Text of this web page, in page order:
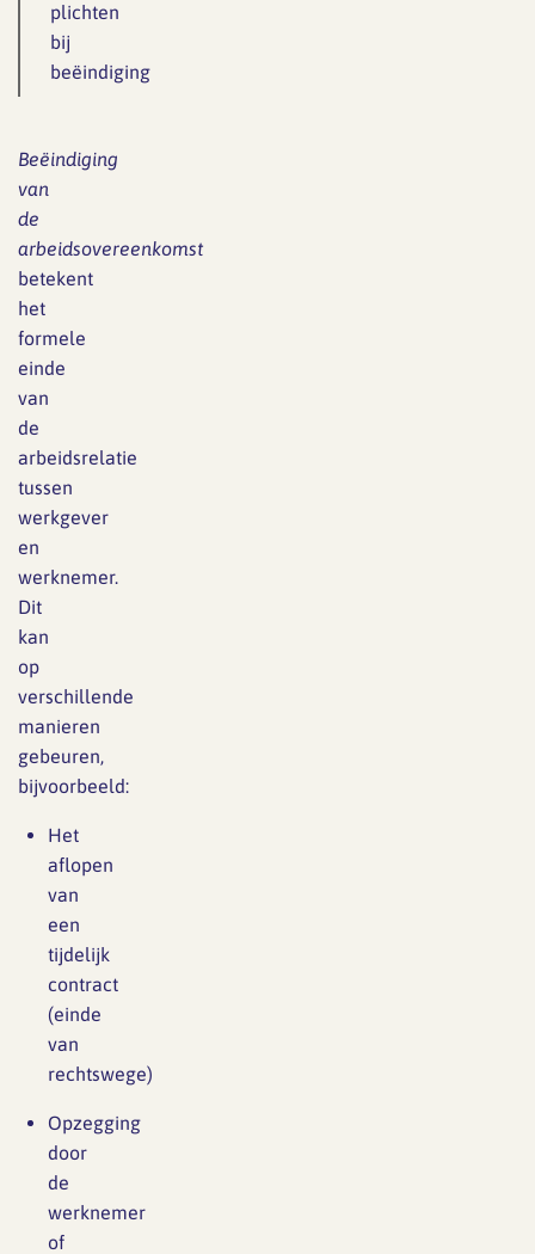
plichten
bij
beëindiging
Beëindiging
van
de
arbeidsovereenkomst
betekent
het
formele
einde
van
de
arbeidsrelatie
tussen
werkgever
en
werknemer.
Dit
kan
op
verschillende
manieren
gebeuren,
bijvoorbeeld:
Het
aflopen
van
een
tijdelijk
contract
(einde
van
rechtswege)
Opzegging
door
de
werknemer
of